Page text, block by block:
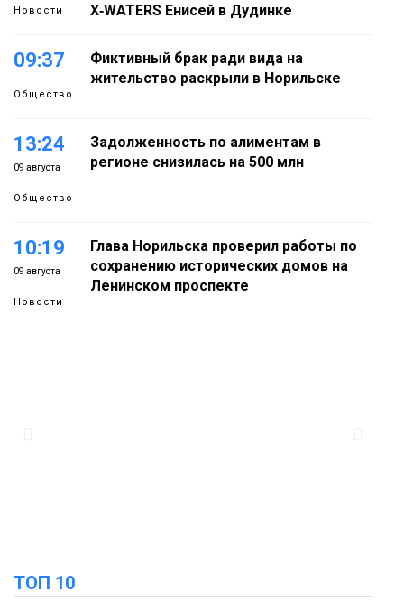
Новости
X‑WATERS Енисей в Дудинке
09:37
Общество
Фиктивный брак ради вида на
жительство раскрыли в Норильске
13:24
09 августа
Общество
Задолженность по алиментам в
регионе снизилась на 500 млн
10:19
09 августа
Новости
Глава Норильска проверил работы по
сохранению исторических домов на
Ленинском проспекте
ТОП 10